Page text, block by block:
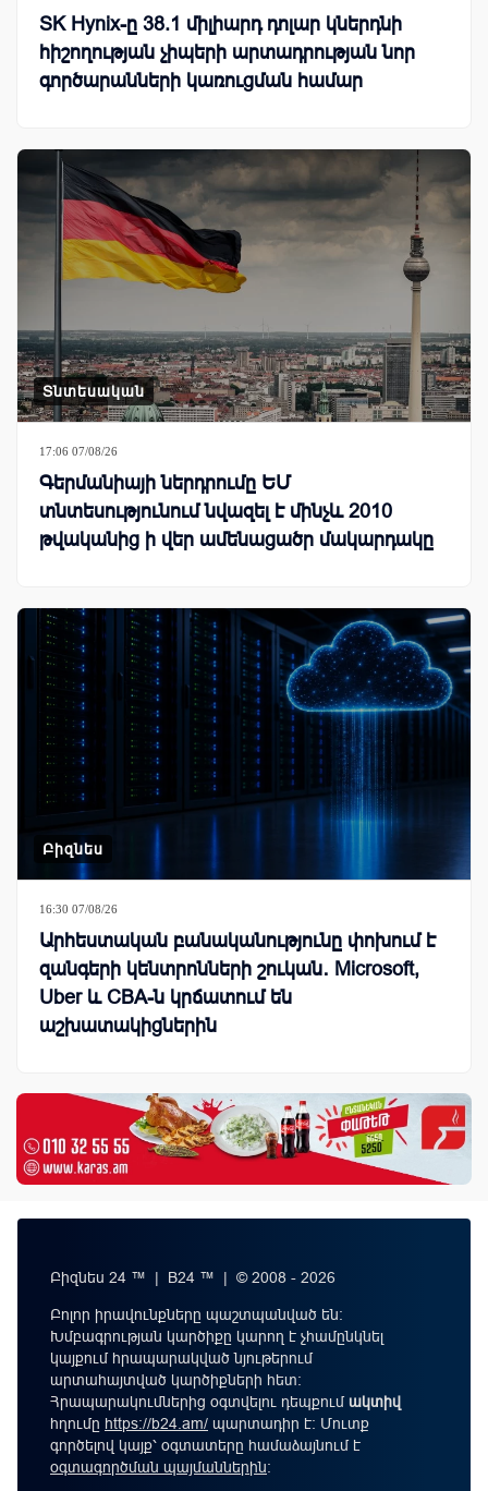
SK Hynix-ը 38.1 միլիարդ դոլար կներդնի
հիշողության չիպերի արտադրության նոր
գործարանների կառուցման համար
Տնտեսական
17:06 07/08/26
Գերմանիայի ներդրումը ԵՄ
տնտեսությունում նվազել է մինչև 2010
թվականից ի վեր ամենացածր մակարդակը
Բիզնես
16:30 07/08/26
Արհեստական բանականությունը փոխում է
զանգերի կենտրոնների շուկան․ Microsoft,
Uber և CBA-ն կրճատում են
աշխատակիցներին
Բիզնես 24 ™ | B24 ™ | © 2008 - 2026
Բոլոր իրավունքները պաշտպանված են:
Խմբագրության կարծիքը կարող է չհամընկնել
կայքում հրապարակված նյութերում
արտահայտված կարծիքների հետ:
Հրապարակումներից օգտվելու դեպքումակտիվ
հղումը https://b24.am/ պարտադիր է: Մուտք
գործելով կայք՝ օգտատերը համաձայնում է
օգտագործման պայմաններին։